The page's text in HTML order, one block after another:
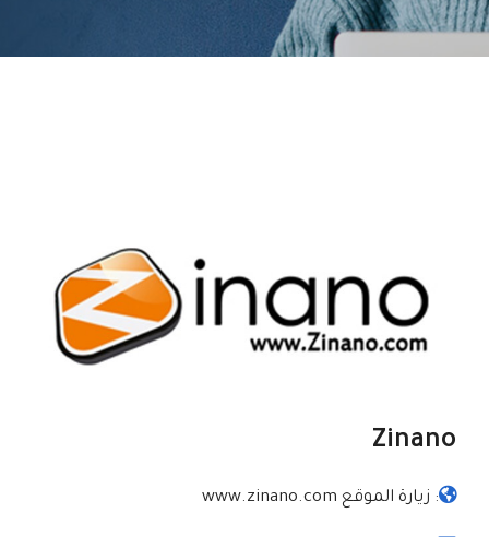
Zinano
: زيارة الموقع www.zinano.com